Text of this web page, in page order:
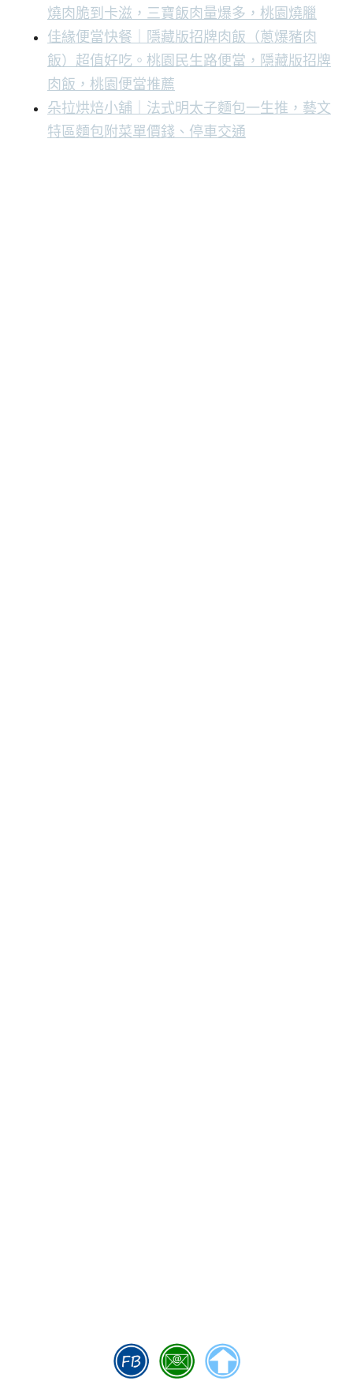
燒肉脆到卡滋，三寶飯肉量爆多，桃園燒臘
佳緣便當快餐｜隱藏版招牌肉飯（蔥爆豬肉
飯）超值好吃。桃園民生路便當，隱藏版招牌
肉飯，桃園便當推薦
朵拉烘焙小舖｜法式明太子麵包一生推，藝文
特區麵包附菜單價錢、停車交通